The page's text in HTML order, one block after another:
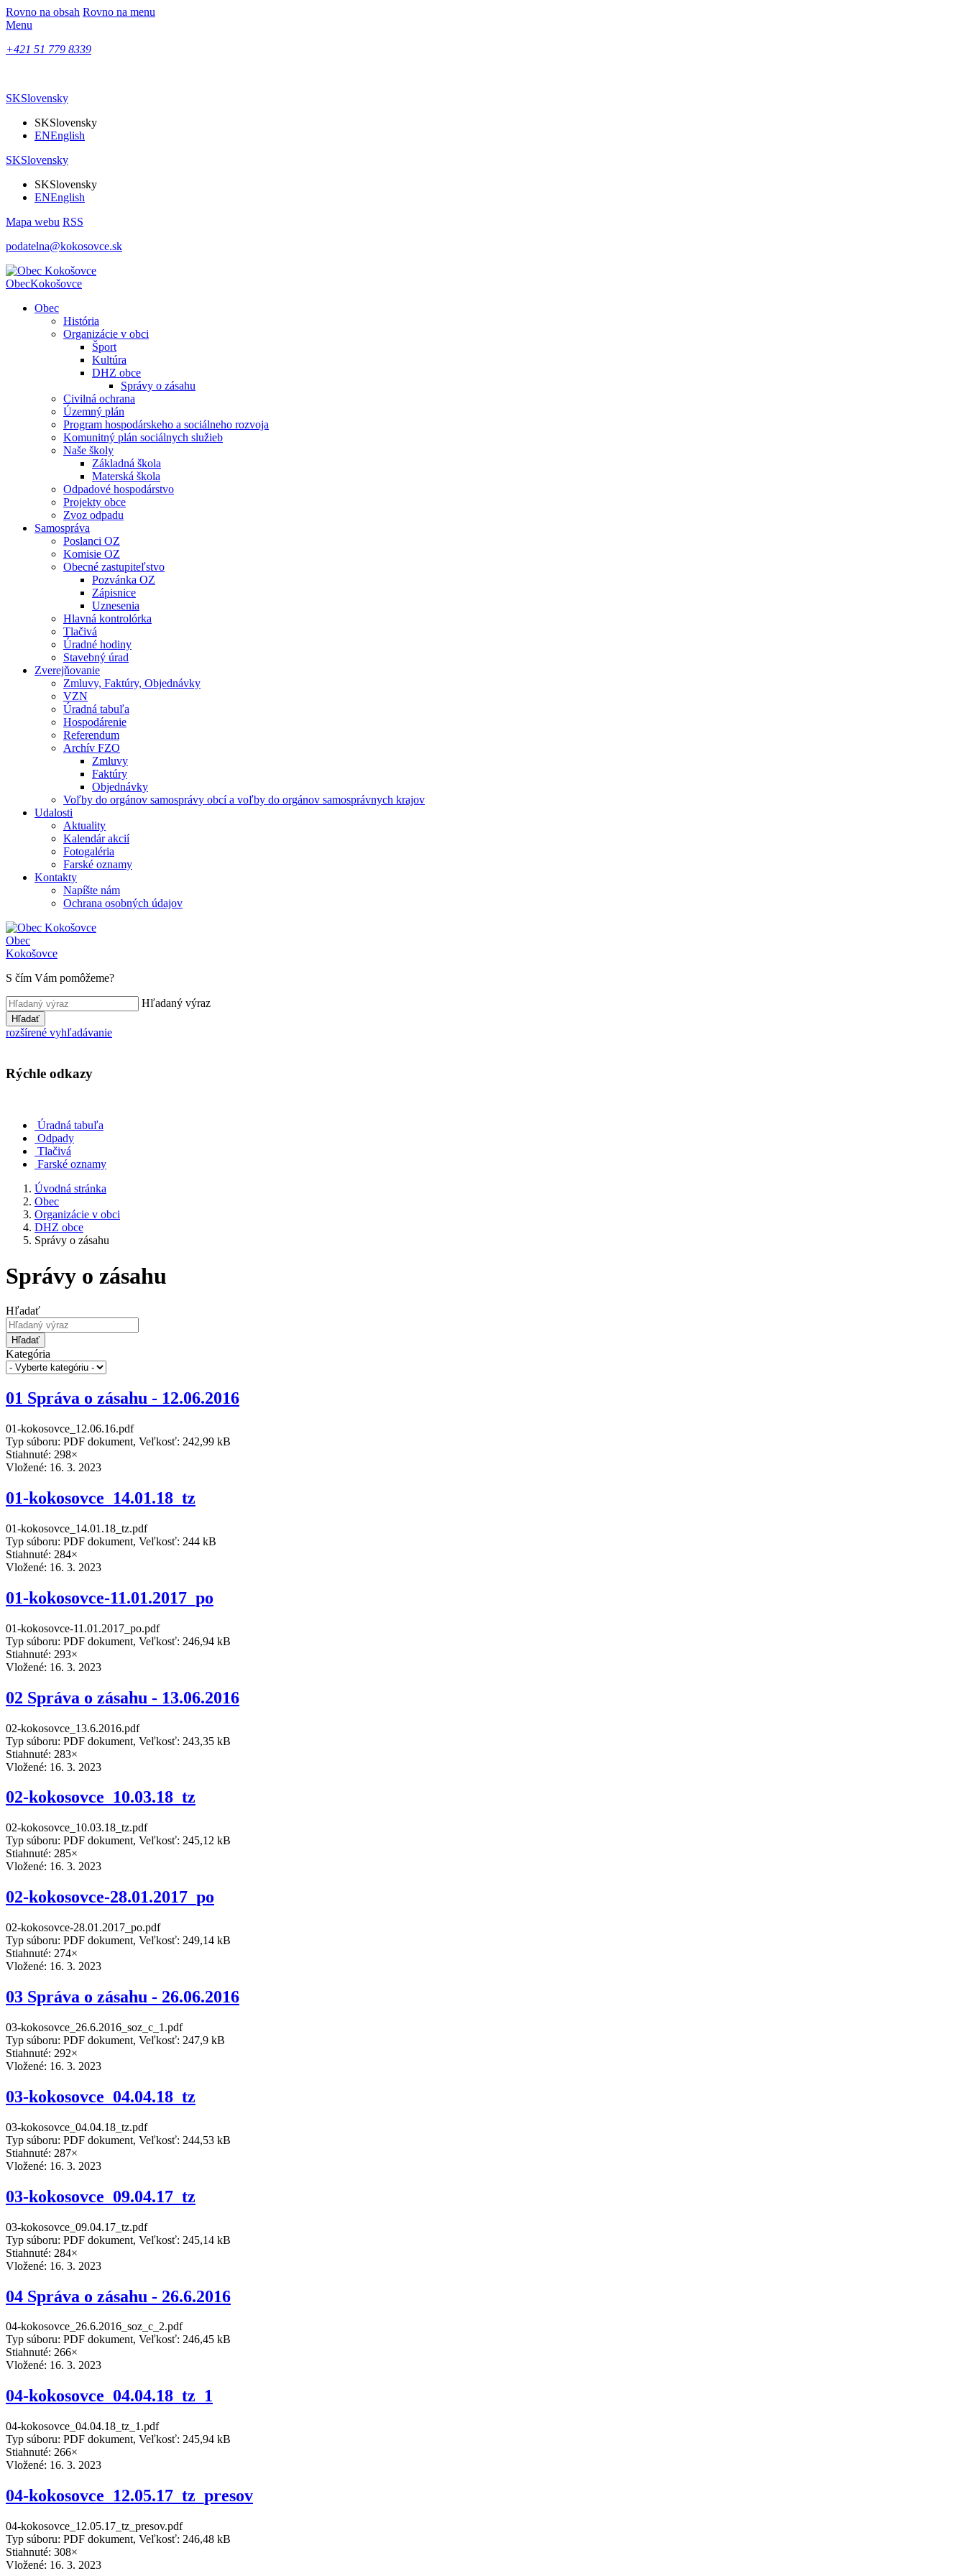
Rovno na obsah Rovno na menu
Menu
+421 51 779 8339
SKSlovensky
SKSlovensky
ENEnglish
SKSlovensky
SKSlovensky
ENEnglish
Mapa webu RSS
podatelna@kokosovce.sk
ObecKokošovce
Obec
História
Organizácie v obci
Šport
Kultúra
DHZ obce
Správy o zásahu
Civilná ochrana
Územný plán
Program hospodárskeho a sociálneho rozvoja
Komunitný plán sociálnych služieb
Naše školy
Základná škola
Materská škola
Odpadové hospodárstvo
Projekty obce
Zvoz odpadu
Samospráva
Poslanci OZ
Komisie OZ
Obecné zastupiteľstvo
Pozvánka OZ
Zápisnice
Uznesenia
Hlavná kontrolórka
Tlačivá
Úradné hodiny
Stavebný úrad
Zverejňovanie
Zmluvy, Faktúry, Objednávky
VZN
Úradná tabuľa
Hospodárenie
Referendum
Archív FZO
Zmluvy
Faktúry
Objednávky
Voľby do orgánov samosprávy obcí a voľby do orgánov samosprávnych krajov
Udalosti
Aktuality
Kalendár akcií
Fotogaléria
Farské oznamy
Kontakty
Napíšte nám
Ochrana osobných údajov
Obec
Kokošovce
S čím Vám pomôžeme?
Hľadaný výraz
Hľadať
rozšírené vyhľadávanie
Rýchle odkazy
Úradná tabuľa
Odpady
Tlačivá
Farské oznamy
Úvodná stránka
Obec
Organizácie v obci
DHZ obce
Správy o zásahu
Správy o zásahu
Hľadať
Hľadať
Kategória
01 Správa o zásahu - 12.06.2016
01-kokosovce_12.06.16.pdf
Typ súboru: PDF dokument, Veľkosť: 242,99 kB
Stiahnuté: 298×
Vložené: 16. 3. 2023
01-kokosovce_14.01.18_tz
01-kokosovce_14.01.18_tz.pdf
Typ súboru: PDF dokument, Veľkosť: 244 kB
Stiahnuté: 284×
Vložené: 16. 3. 2023
01-kokosovce-11.01.2017_po
01-kokosovce-11.01.2017_po.pdf
Typ súboru: PDF dokument, Veľkosť: 246,94 kB
Stiahnuté: 293×
Vložené: 16. 3. 2023
02 Správa o zásahu - 13.06.2016
02-kokosovce_13.6.2016.pdf
Typ súboru: PDF dokument, Veľkosť: 243,35 kB
Stiahnuté: 283×
Vložené: 16. 3. 2023
02-kokosovce_10.03.18_tz
02-kokosovce_10.03.18_tz.pdf
Typ súboru: PDF dokument, Veľkosť: 245,12 kB
Stiahnuté: 285×
Vložené: 16. 3. 2023
02-kokosovce-28.01.2017_po
02-kokosovce-28.01.2017_po.pdf
Typ súboru: PDF dokument, Veľkosť: 249,14 kB
Stiahnuté: 274×
Vložené: 16. 3. 2023
03 Správa o zásahu - 26.06.2016
03-kokosovce_26.6.2016_soz_c_1.pdf
Typ súboru: PDF dokument, Veľkosť: 247,9 kB
Stiahnuté: 292×
Vložené: 16. 3. 2023
03-kokosovce_04.04.18_tz
03-kokosovce_04.04.18_tz.pdf
Typ súboru: PDF dokument, Veľkosť: 244,53 kB
Stiahnuté: 287×
Vložené: 16. 3. 2023
03-kokosovce_09.04.17_tz
03-kokosovce_09.04.17_tz.pdf
Typ súboru: PDF dokument, Veľkosť: 245,14 kB
Stiahnuté: 284×
Vložené: 16. 3. 2023
04 Správa o zásahu - 26.6.2016
04-kokosovce_26.6.2016_soz_c_2.pdf
Typ súboru: PDF dokument, Veľkosť: 246,45 kB
Stiahnuté: 266×
Vložené: 16. 3. 2023
04-kokosovce_04.04.18_tz_1
04-kokosovce_04.04.18_tz_1.pdf
Typ súboru: PDF dokument, Veľkosť: 245,94 kB
Stiahnuté: 266×
Vložené: 16. 3. 2023
04-kokosovce_12.05.17_tz_presov
04-kokosovce_12.05.17_tz_presov.pdf
Typ súboru: PDF dokument, Veľkosť: 246,48 kB
Stiahnuté: 308×
Vložené: 16. 3. 2023